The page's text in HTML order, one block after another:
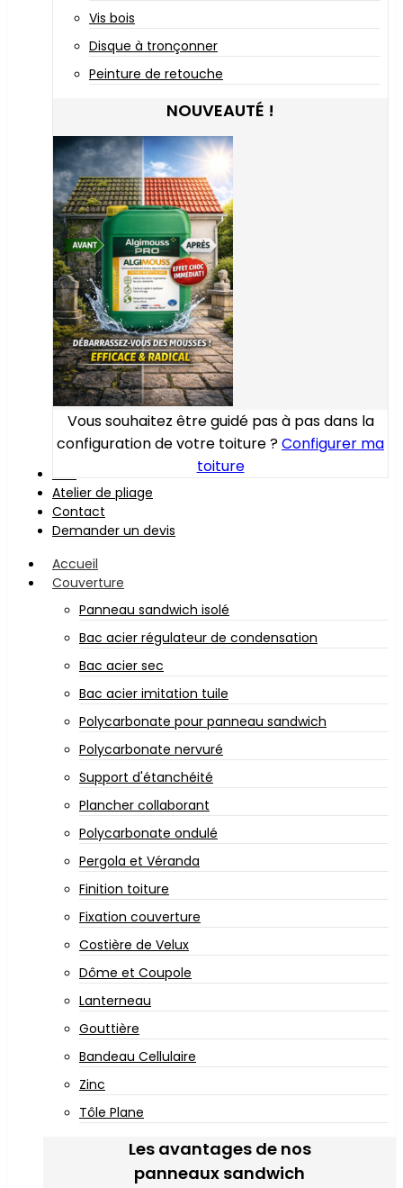
Vis bois
Disque à tronçonner
Peinture de retouche
NOUVEAUTÉ !
Vous souhaitez être guidé pas à pas dans la
configuration de votre toiture ?Configurer ma
toiture
Atelier de pliage
Contact
Demander un devis
Accueil
Couverture
Panneau sandwich isolé
Bac acier régulateur de condensation
Bac acier sec
Bac acier imitation tuile
Polycarbonate pour panneau sandwich
Polycarbonate nervuré
Support d'étanchéité
Plancher collaborant
Polycarbonate ondulé
Pergola et Véranda
Finition toiture
Fixation couverture
Costière de Velux
Dôme et Coupole
Lanterneau
Gouttière
Bandeau Cellulaire
Zinc
Tôle Plane
Les avantages de nos
panneaux sandwich